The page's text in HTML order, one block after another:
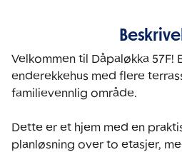
Velkommen til Dåpaløkka 57F!
enderekkehus med flere
familievennlig område.
Dette er et hjem med en
planløsning over to etasjer,